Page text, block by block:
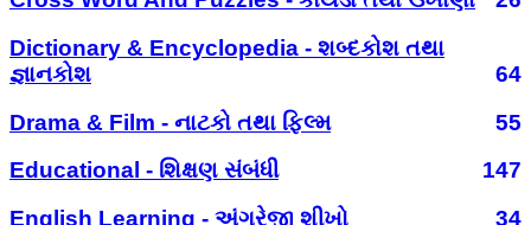
Dictionary & Encyclopedia - શબ્દકોશ તથા
જ્ઞાનકોશ
64
Drama & Film - નાટકો તથા ફિલ્મ
55
Educational - શિક્ષણ સંબંધી
147
English Learning - અંગ્રેજી શીખો
34